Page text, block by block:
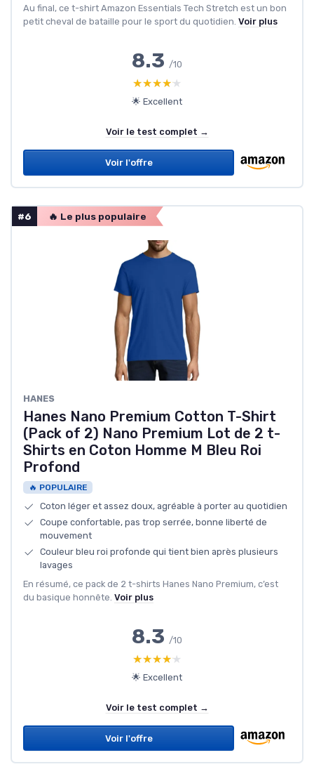
Au final, ce t-shirt Amazon Essentials Tech Stretch est un bon
petit cheval de bataille pour le sport du quotidien. Voir plus
8.3 /10
★★★★★
★★★★★
🌟 Excellent
Voir le test complet →
Voir l'offre
#6 🔥 Le plus populaire
HANES
Hanes Nano Premium Cotton T-Shirt
(Pack of 2) Nano Premium Lot de 2 t-
Shirts en Coton Homme M Bleu Roi
Profond
🔥 POPULAIRE
Coton léger et assez doux, agréable à porter au quotidien
Coupe confortable, pas trop serrée, bonne liberté de
mouvement
Couleur bleu roi profonde qui tient bien après plusieurs
lavages
En résumé, ce pack de 2 t-shirts Hanes Nano Premium, c’est
du basique honnête. Voir plus
8.3 /10
★★★★★
★★★★★
🌟 Excellent
Voir le test complet →
Voir l'offre